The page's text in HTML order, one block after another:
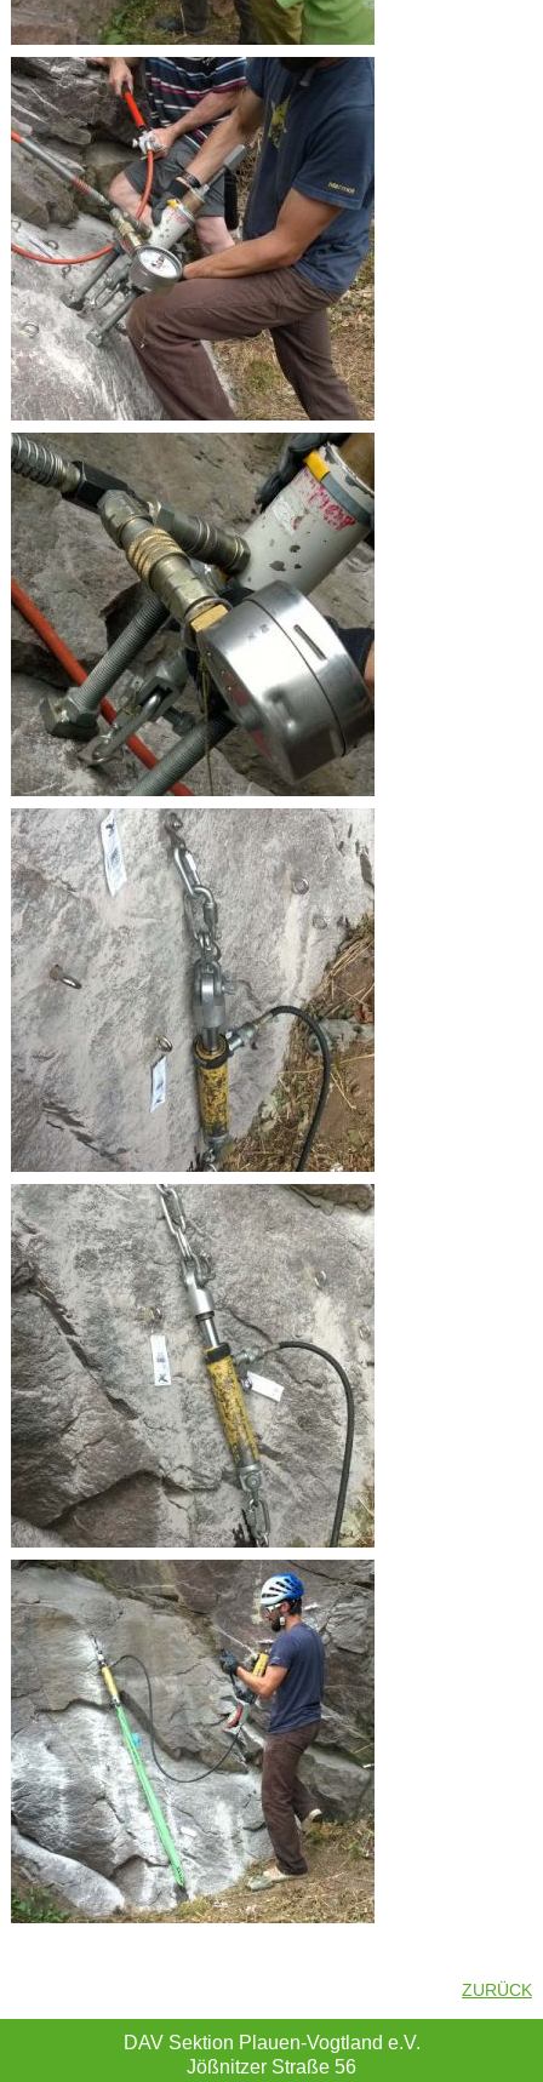
ZURÜCK
DAV Sektion Plauen-Vogtland e.V.
Jößnitzer Straße 56